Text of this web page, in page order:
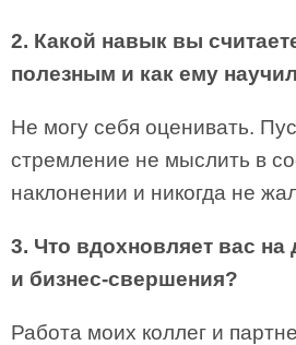
2. Какой навык вы
полезным и как ему
Не могу себя оценивать.
стремление не мыслить в
наклонении и никогда не
3. Что вдохновляет вас
и бизнес-свершения?
Работа моих коллег и